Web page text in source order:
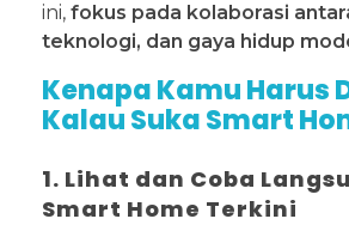
ini, fokus pada kolaborasi
teknologi, dan gaya hidup
Kenapa Kamu Harus
Kalau Suka Smart
1. Lihat dan Coba
Smart Home Terkini